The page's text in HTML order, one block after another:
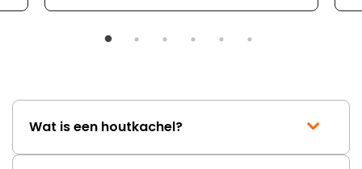
Wat is een houtkachel?